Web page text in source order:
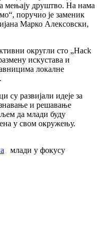
мењају друштво. На нама
поручио је заменик
Марко Алексовски,
округли сто „Hack
искустава и
локалне
су развијали идеје за
и решавање
да млади буду
у свом окружењу.
млади у фокусу